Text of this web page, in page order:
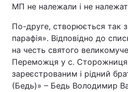
МП не належали і не
По-друге, створюється так
парафія». Відповідно до
на честь святого
Переможця у с.
зареєстрованим і рідний
(Бедь)» – Бедь Володимир